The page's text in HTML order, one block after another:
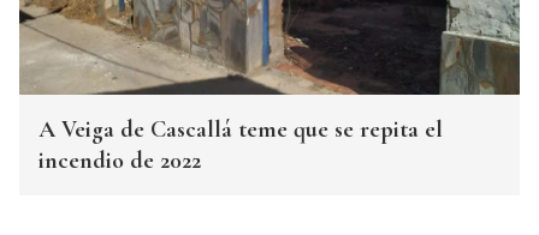
A Veiga de Cascallá teme que se repita el
incendio de 2022